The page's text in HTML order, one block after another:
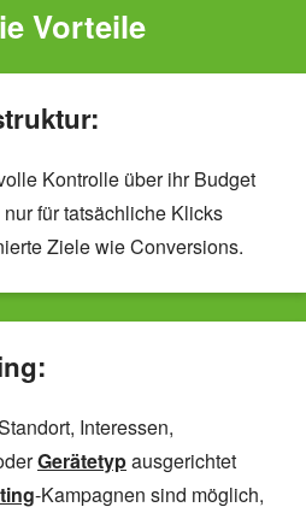
Vorteile
Kontrolle über ihr Budget
für tatsächliche Klicks
Ziele wie Conversions.
Interessen,
Gerätetypausgerichtet
-Kampagnen sind möglich,